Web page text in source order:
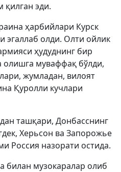
қилган эди.
ҳарбийлари Курск
эгаллаб олди. Олти ойлик
ҳудуднинг бир
олишга муваффақ бўлди,
жумладан, вилоят
Қуролли кучлари
ташқари, Донбасснинг
Херьсон ва Запорожье
Россия назорати остида.
билан музокаралар олиб